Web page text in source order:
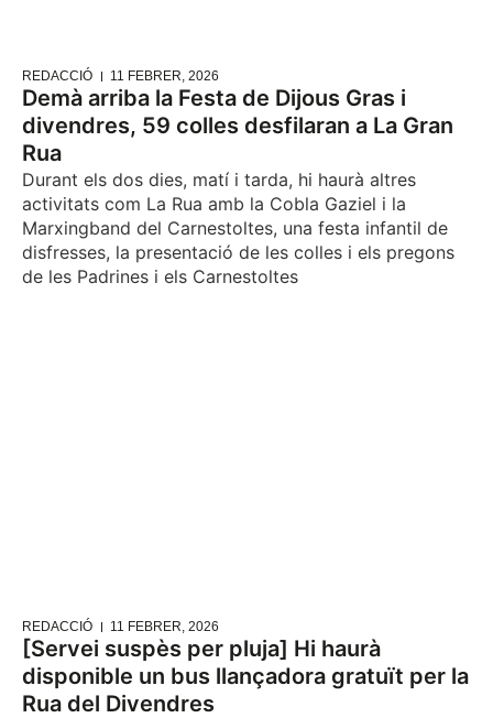
REDACCIÓ 11 FEBRER, 2026
Demà arriba la Festa de Dijous Gras i
divendres, 59 colles desfilaran a La Gran
Rua
Durant els dos dies, matí i tarda, hi haurà altres
activitats com La Rua amb la Cobla Gaziel i la
Marxingband del Carnestoltes, una festa infantil de
disfresses, la presentació de les colles i els pregons
de les Padrines i els Carnestoltes
REDACCIÓ 11 FEBRER, 2026
[Servei suspès per pluja] Hi haurà
disponible un bus llançadora gratuït per la
Rua del Divendres